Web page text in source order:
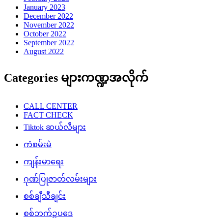
January 2023
December 2022
November 2022
October 2022
September 2022
August 2022
Categories များကဏ္ဍအလိုက်
CALL CENTER
FACT CHECK
Tiktok ဆယ်လီများ
ကံစမ်းမဲ
ကျန်းမာရေး
ဂုဏ်ပြုဇာတ်လမ်းများ
စစ်ချီသီချင်း
စစ်ဘက်ဥပဒေ